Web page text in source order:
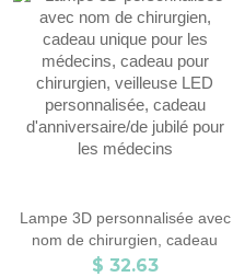
d'anniversaire/
pour couple/famille
Lampe 3D personnalisée avec
nom de chirurgien, cadeau
unique pour les médecins,
$ 32.63